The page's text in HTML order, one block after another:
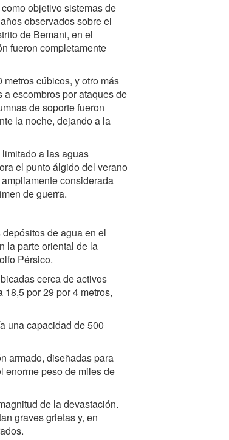
objetivo sistemas de
observados sobre el
de Bemani, en el
fueron completamente
cúbicos, y otro más
escombros por ataques de
de soporte fueron
la noche, dejando a la
a las aguas
el punto álgido del verano
considerada
de guerra.
de agua en el
la parte oriental de la
Pérsico.
cerca de activos
por 29 por 4 metros,
una capacidad de 500
armado, diseñadas para
enorme peso de miles de
de la devastación.
graves grietas y, en